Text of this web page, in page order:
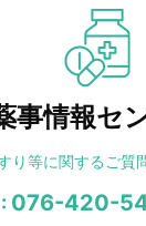
事情報セ
り等に関する ご質
076-420-